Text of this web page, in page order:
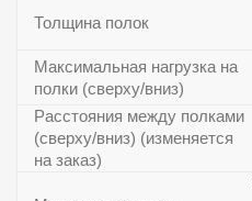
Толщина полок
Максимальная нагрузка на
полки (сверху/вниз)
Расстояния между полками
(сверху/вниз) (изменяется
на заказ)